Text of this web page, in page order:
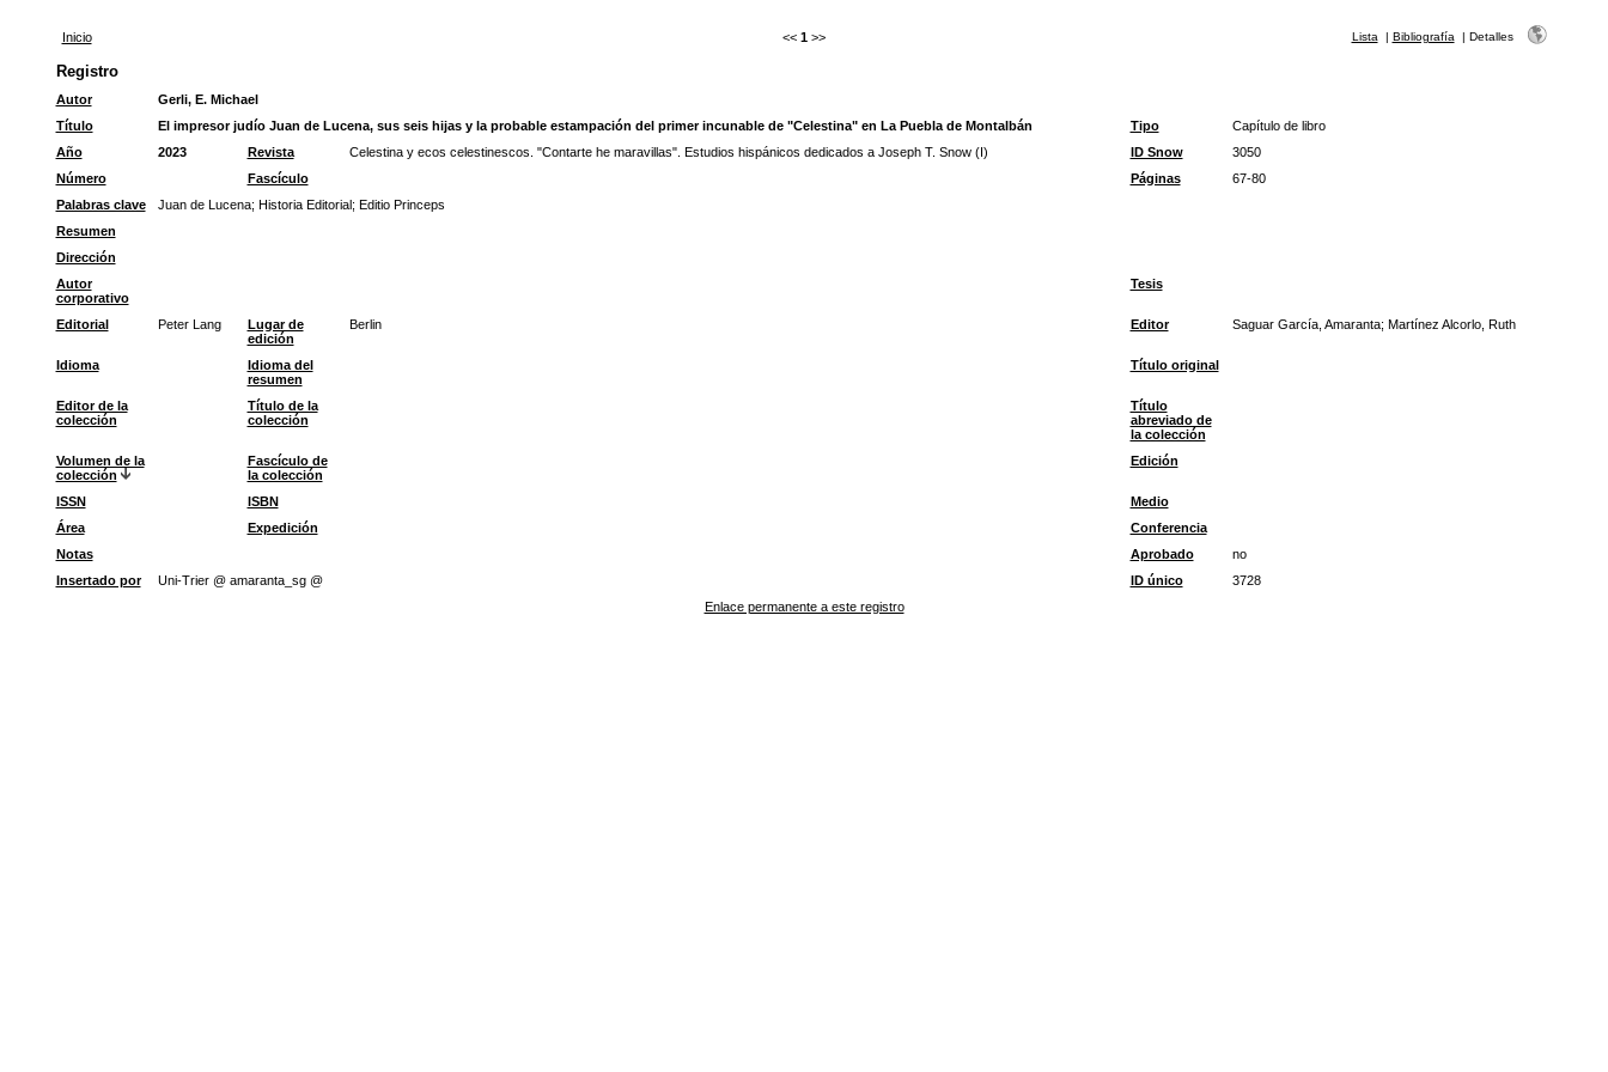
Inicio << 1 >> Lista | Bibliografía | Detalles
Registro
Autor
Gerli, E. Michael
Título
El impresor judío Juan de Lucena, sus seis hijas y la probable estampación del primer incunable de "Celestina" en La Puebla de Montalbán Tipo
Capítulo de libro
Año
2023 Revista Celestina y ecos celestinescos. "Contarte he maravillas". Estudios hispánicos dedicados a Joseph T. Snow (I) ID Snow
3050
Número
Fascículo Páginas
67-80
Palabras clave
Juan de Lucena; Historia Editorial; Editio Princeps
Resumen
Dirección
Autor
corporativo
Tesis
Editorial Peter Lang
Lugar de
edición
Berlin Editor Saguar García, Amaranta; Martínez Alcorlo, Ruth
Idioma
Idioma del
resumen
Título original
Editor de la
colección
Título de la
colección
Título
abreviado de
la colección
Volumen de la
colección
Fascículo de
la colección
Edición
ISSN ISBN
Medio
Área
Expedición
Conferencia
Notas
Aprobado
no
Insertado por
Uni-Trier @ amaranta_sg @ ID único
3728
Enlace permanente a este registro